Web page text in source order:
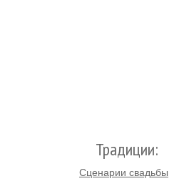
Традиции:
Сценарии свадьбы